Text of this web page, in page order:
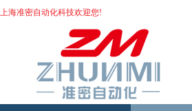
上海准密自动化科技欢迎您!